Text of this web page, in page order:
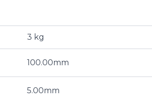
3 kg
100.00mm
5.00mm